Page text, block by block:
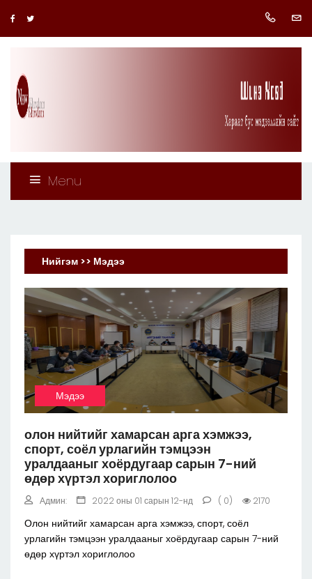
Menu
Нийгэм >> Мэдээ
Мэдээ
олон нийтийг хамарсан арга хэмжээ,
спорт, соёл урлагийн тэмцээн
уралдааныг хоёрдугаар сарын 7-ний
өдөр хүртэл хориглолоо
Админ: 2022 оны 01 сарын 12-нд ( 0) 2170
Олон нийтийг хамарсан арга хэмжээ, спорт, соёл
урлагийн тэмцээн уралдааныг хоёрдугаар сарын 7-ний
өдөр хүртэл хориглолоо